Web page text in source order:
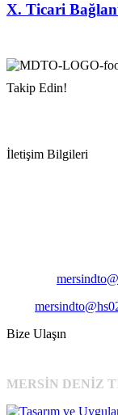
X. Ticari
Takip Edin!
İletişim Bilgileri
Bize Ulaşın
MERSİN DENİZ